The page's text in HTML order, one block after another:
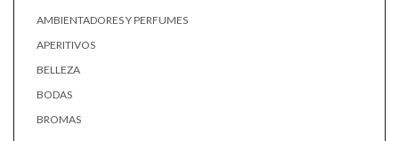
AMBIENTADORES Y PERFUMES
APERITIVOS
BELLEZA
BODAS
BROMAS